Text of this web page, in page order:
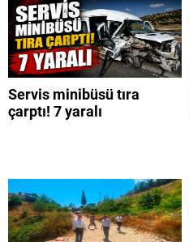
Servis minibüsü tıra
çarptı! 7 yaralı